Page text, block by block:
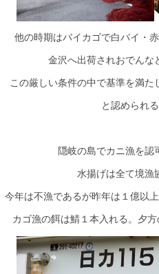
他の時期はバイカゴで白バイ・
金沢へ出荷されおでんな
この厳しい条件の中で基準を満た
と認められる
隠岐の島でカニ漁を認
水揚げは全て境漁
今年は不漁であるが昨年は１億以
カゴ漁の餌は鯖１本入れる。夕方